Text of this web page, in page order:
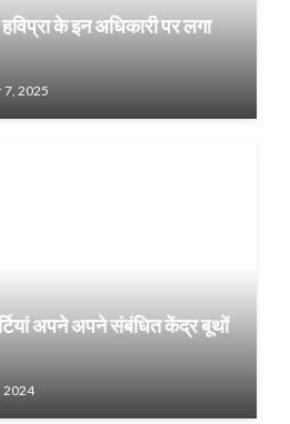
के इन अधिकारी पर लगा
7, 2025
अपने अपने संबंधित केंद्र बूथों
2024